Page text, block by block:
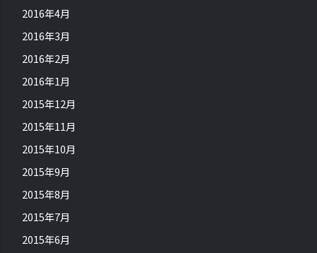
2016年4月
2016年3月
2016年2月
2016年1月
2015年12月
2015年11月
2015年10月
2015年9月
2015年8月
2015年7月
2015年6月